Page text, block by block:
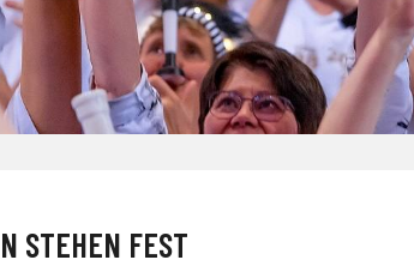
STEHEN FEST